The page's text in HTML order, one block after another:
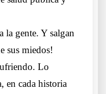
la gente. Y salgan
sus miedos!
Lo
en cada historia